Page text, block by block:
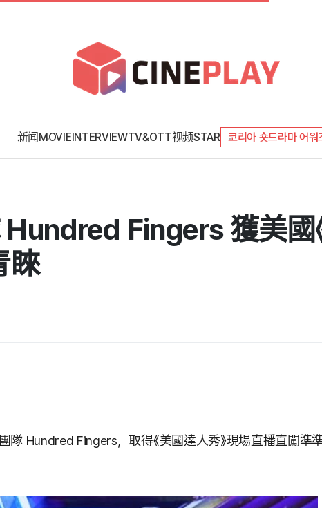
新闻MOVIEINTERVIEWTV&OTT视频STAR 코리아 숏드라마 어워
Fingers 獲美國
睞
Hundred Fingers，取得《美國達人秀》現場直播直闖準